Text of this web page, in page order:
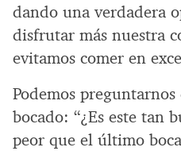
dando una verdadera
disfrutar más nuestra
evitamos comer en
Podemos preguntarnos
bocado: “¿Es este tan
peor que el último